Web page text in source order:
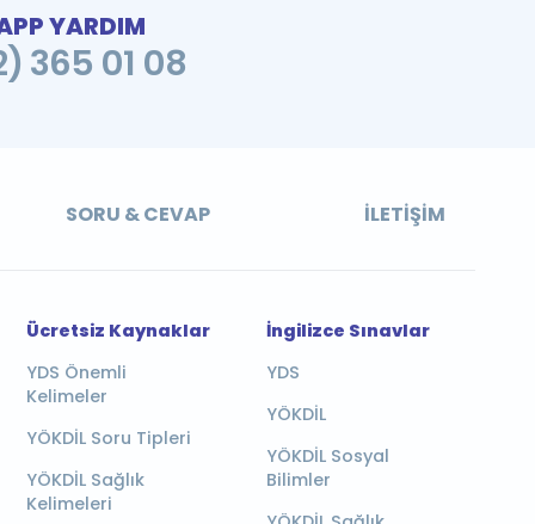
YARDIM
365 01 08
SORU & CEVAP İLETIŞIM
Ücretsiz Kaynaklar
YDS Önemli
Kelimeler
YÖKDİL Soru Tipleri
YÖKDİL Sağlık
Kelimeleri
İngilizce Sınavlar
YDS
YÖKDİL
YÖKDİL Sosyal
Bilimler